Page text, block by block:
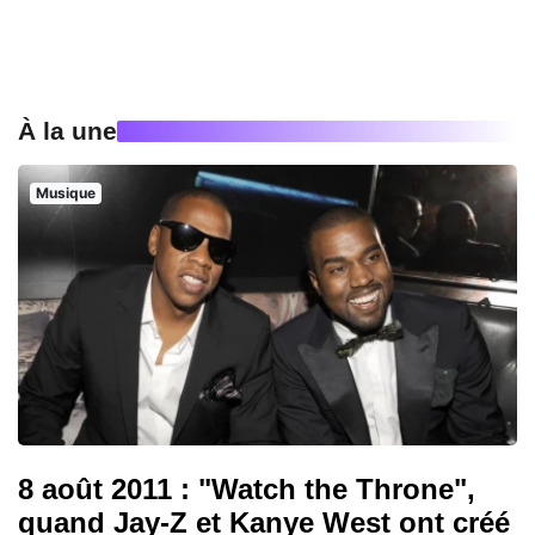
À la une
Musique
8 août 2011 : "Watch the Throne",
quand Jay-Z et Kanye West ont créé